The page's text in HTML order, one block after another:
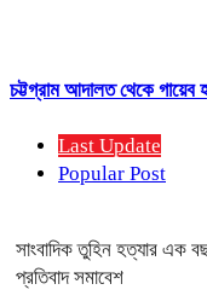
চট্টগ্রাম আদালত থেকে গায়েব
Last Update
Popular Post
সাংবাদিক তুহিন হত্যার এক
প্রতিবাদ সমাবেশ